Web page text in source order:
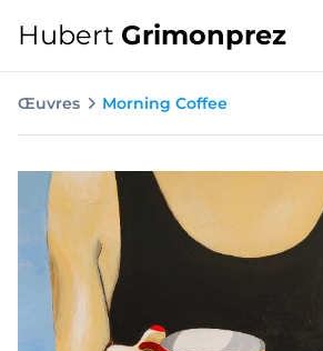
Hubert Grimonprez
Œuvres Morning Coffee